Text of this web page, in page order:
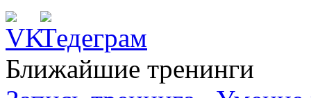
Ближайшие тренинги